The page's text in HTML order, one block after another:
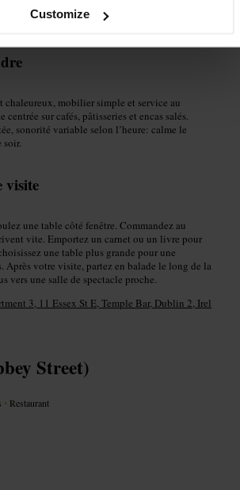
Customize
chaleureux, mobilier simple et service au
sur cafés, pâtisseries et encas salés.
sonorité variable selon l’heure: calme le
soir.
visite
une table côté fenêtre. Commandez au
vite. Emportez un carnet ou un livre pour
une table plus grande pour une
Après votre visite, partez en balade le long de la
vers une salle de spectacle proche.
3, 11 Essex St E, Temple Bar, Dublin 2, Irel
Street)
• Restaurant